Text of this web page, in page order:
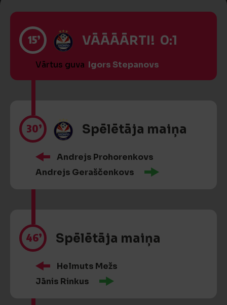
15’ VĀĀĀĀRTI! 0:1
Vārtus guva Igors Stepanovs
30’ Spēlētāja maiņa
Andrejs Prohorenkovs
Andrejs Geraščenkovs
46’ Spēlētāja maiņa
Helmuts Mežs
Jānis Rinkus